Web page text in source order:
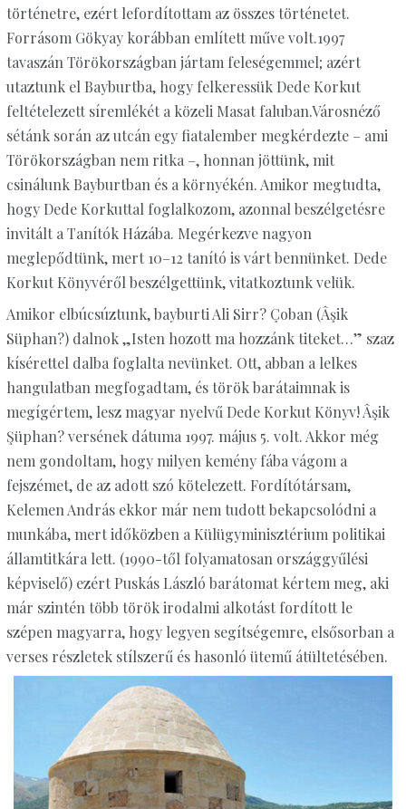
történetre, ezért lefordítottam az összes történetet.
Forrásom Gökyay korábban említett műve volt.1997
tavaszán Törökországban jártam feleségemmel; azért
utaztunk el Bayburtba, hogy felkeressük Dede Korkut
feltételezett síremlékét a közeli Masat faluban.Városnéző
sétánk során az utcán egy fiatalember megkérdezte – ami
Törökországban nem ritka –, honnan jöttünk, mit
csinálunk Bayburtban és a környékén. Amikor megtudta,
hogy Dede Korkuttal foglalkozom, azonnal beszélgetésre
invitált a Tanítók Házába. Megérkezve nagyon
meglepődtünk, mert 10–12 tanító is várt bennünket. Dede
Korkut Könyvéről beszélgettünk, vitatkoztunk velük.
Amikor elbúcsúztunk, bayburti Ali Sirr? Çoban (Âşik
Süphan?) dalnok „Isten hozott ma hozzánk titeket…” szaz
kísérettel dalba foglalta nevünket. Ott, abban a lelkes
hangulatban megfogadtam, és török barátaimnak is
megígértem, lesz magyar nyelvű Dede Korkut Könyv! Âşik
Şüphan? versének dátuma 1997. május 5. volt. Akkor még
nem gondoltam, hogy milyen kemény fába vágom a
fejszémet, de az adott szó kötelezett. Fordítótársam,
Kelemen András ekkor már nem tudott bekapcsolódni a
munkába, mert időközben a Külügyminisztérium politikai
államtitkára lett. (1990-től folyamatosan országgyűlési
képviselő) ezért Puskás László barátomat kértem meg, aki
már szintén több török irodalmi alkotást fordított le
szépen magyarra, hogy legyen segítségemre, elsősorban a
verses részletek stílszerű és hasonló ütemű átültetésében.